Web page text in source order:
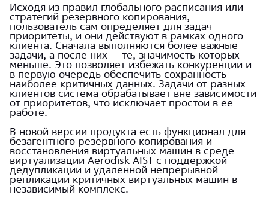
Исходя из правил глобального расписания или
стратегий резервного копирования,
пользователь сам определяет для задач
приоритеты, и они действуют в рамках одного
клиента. Сначала выполняются более важные
задачи, а после них — те, значимость которых
меньше. Это позволяет избежать конкуренции и
в первую очередь обеспечить сохранность
наиболее критичных данных. Задачи от разных
клиентов система обрабатывает вне зависимости
от приоритетов, что исключает простои в ее
работе.
В новой версии продукта есть функционал для
безагентного резервного копирования и
восстановления виртуальных машин в среде
виртуализации Aerodisk AIST с поддержкой
дедупликации и удаленной непрерывной
репликации критичных виртуальных машин в
независимый комплекс.